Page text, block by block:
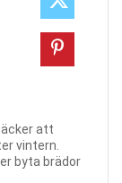
att
vintern.
byta brädor